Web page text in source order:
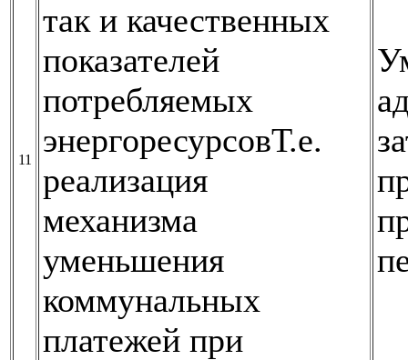
11
так и качественных
показателей
потребляемых
энергоресурсовТ.е.
реализация
механизма
уменьшения
коммунальных
платежей при